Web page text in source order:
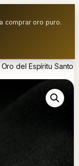
comprar oro puro.
del Espíritu Santo